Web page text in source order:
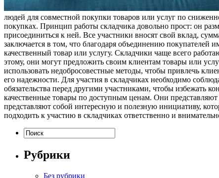
людей для совместной покупки товаров или услуг по
покупках. Принцип работы складчика довольно прост: он
присоединиться к ней. Все участники вносят свой вклад,
заключается в том, что благодаря объединению покупателей
качественный товар или услугу. Складчики чаще всего
этому, они могут предложить своим клиентам товары или
использовать недобросовестные методы, чтобы привлечь
его надежности. Для участия в складчиках необходимо
обязательства перед другими участниками, чтобы избежать
качественные товары по доступным ценам. Они
представляют собой интересную и полезную инициативу,
подходить к участию в складчиках ответственно и
Рубрики
Без рубрики